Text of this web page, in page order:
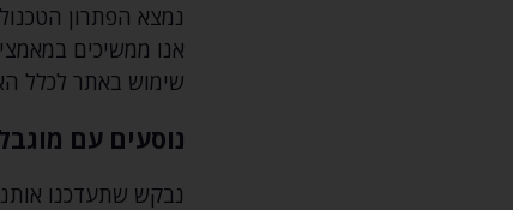
נמצא הפתרון
אנו ממשיכים
שימוש באתר לכלל
נוסעים עם